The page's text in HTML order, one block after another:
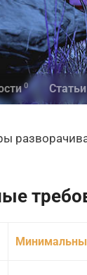
0 Статьи